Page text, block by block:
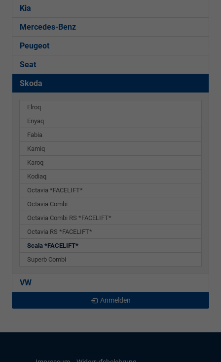
Kia
Mercedes-Benz
Peugeot
Seat
Skoda
Elroq
Enyaq
Fabia
Kamiq
Karoq
Kodiaq
Octavia *FACELIFT*
Octavia Combi
Octavia Combi RS *FACELIFT*
Octavia RS *FACELIFT*
Scala *FACELIFT*
Superb Combi
VW
Anmelden